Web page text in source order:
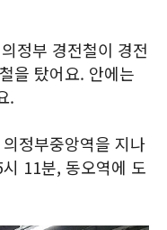
정부 경전철이 경전
을 탔어요. 안에는
.
정부중앙역을 지나
11분, 동오역에 도